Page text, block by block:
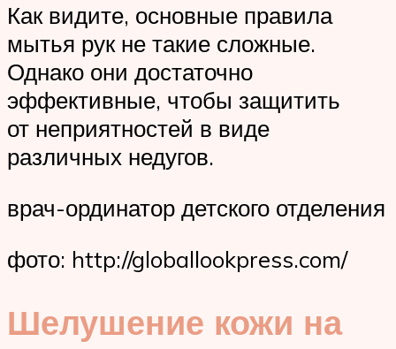
Как видите, основные правила
мытья рук не такие сложные.
Однако они достаточно
эффективные, чтобы защитить
от неприятностей в виде
различных недугов.
врач-ординатор детского отделения
фото: http://globallookpress.com/
Шелушение кожи на